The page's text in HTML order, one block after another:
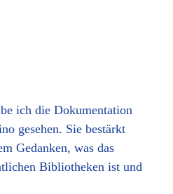
ich die Dokumentation
gesehen. Sie bestärkt
Gedanken, was das
Bibliotheken ist und